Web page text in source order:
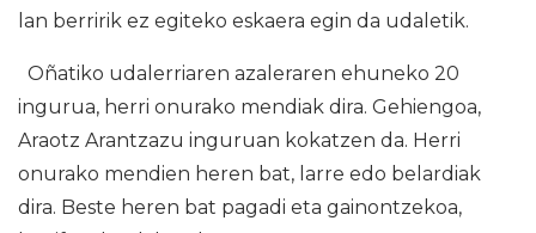
lan berririk ez egiteko eskaera egin da udaletik.
Oñatiko udalerriaren azaleraren ehuneko 20
ingurua, herri onurako mendiak dira. Gehiengoa,
Araotz Arantzazu inguruan kokatzen da. Herri
onurako mendien heren bat, larre edo belardiak
dira. Beste heren bat pagadi eta gainontzekoa,